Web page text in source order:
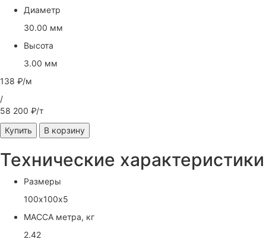
Диаметр
30.00 мм
Высота
3.00 мм
138 ₽/м
/
58 200 ₽/т
Купить
В корзину
Технические характеристики
Размеры
100х100х5
МАССА метра, кг
2.42